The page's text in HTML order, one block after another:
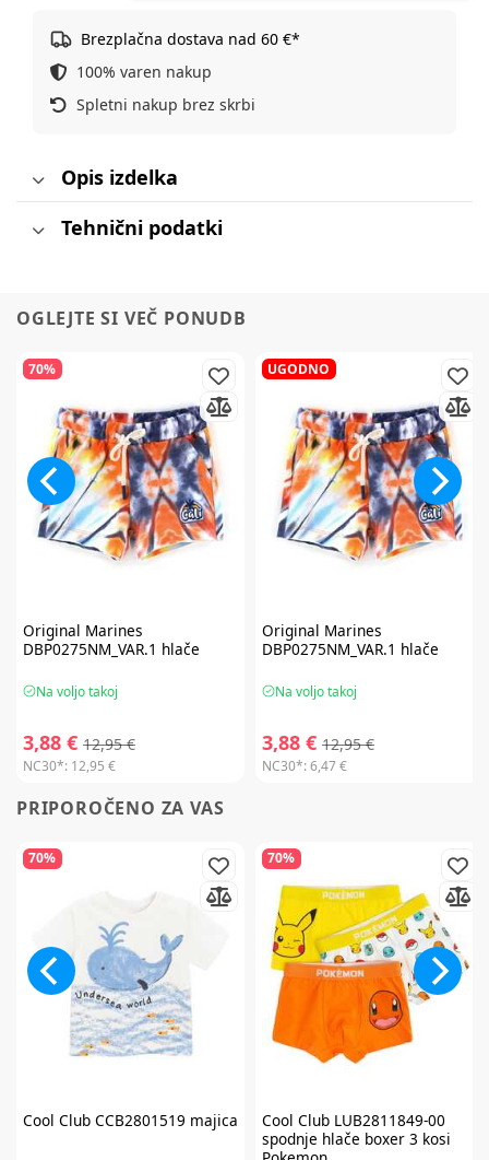
Brezplačna dostava nad 60 €*
100% varen nakup
Spletni nakup brez skrbi
Opis izdelka
Tehnični podatki
OGLEJTE SI VEČ PONUDB
70%
Original Marines
DBP0275NM_VAR.1 hlače
Na voljo takoj
3,88 € 12,95 €
NC30*: 12,95 €
UGODNO
Original Marines
DBP0275NM_VAR.1 hlače
Na voljo takoj
3,88 € 12,95 €
NC30*:6,47 €
PRIPOROČENO ZA VAS
70%
Cool ClubCCB2801519 majica
70%
Cool ClubLUB2811849-00
spodnje hlače boxer 3 kosi